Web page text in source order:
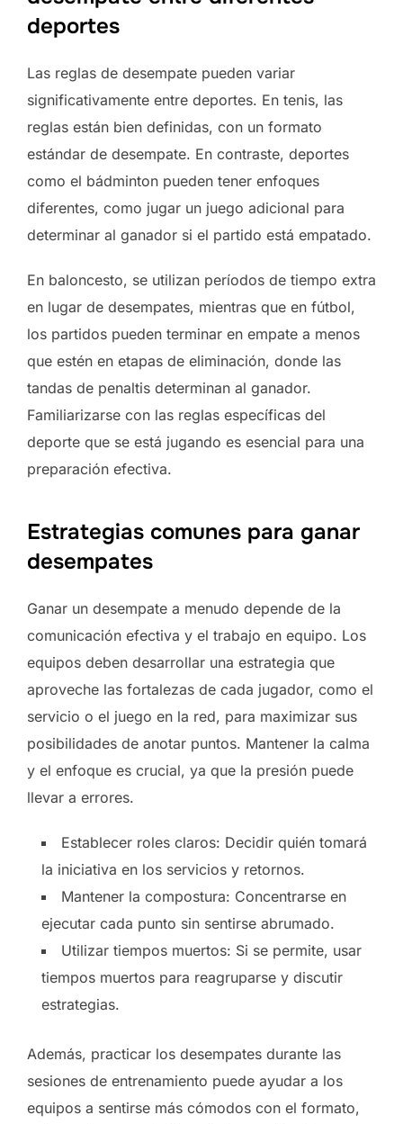
deportes
Las reglas de desempate pueden variar
significativamente entre deportes. En tenis, las
reglas están bien definidas, con un formato
estándar de desempate. En contraste, deportes
como el bádminton pueden tener enfoques
diferentes, como jugar un juego adicional para
determinar al ganador si el partido está empatado.
En baloncesto, se utilizan períodos de tiempo extra
en lugar de desempates, mientras que en fútbol,
los partidos pueden terminar en empate a menos
que estén en etapas de eliminación, donde las
tandas de penaltis determinan al ganador.
Familiarizarse con las reglas específicas del
deporte que se está jugando es esencial para una
preparación efectiva.
Estrategias comunes para ganar
desempates
Ganar un desempate a menudo depende de la
comunicación efectiva y el trabajo en equipo. Los
equipos deben desarrollar una estrategia que
aproveche las fortalezas de cada jugador, como el
servicio o el juego en la red, para maximizar sus
posibilidades de anotar puntos. Mantener la calma
y el enfoque es crucial, ya que la presión puede
llevar a errores.
Establecer roles claros: Decidir quién tomará
la iniciativa en los servicios y retornos.
Mantener la compostura: Concentrarse en
ejecutar cada punto sin sentirse abrumado.
Utilizar tiempos muertos: Si se permite, usar
tiempos muertos para reagruparse y discutir
estrategias.
Además, practicar los desempates durante las
sesiones de entrenamiento puede ayudar a los
equipos a sentirse más cómodos con el formato,